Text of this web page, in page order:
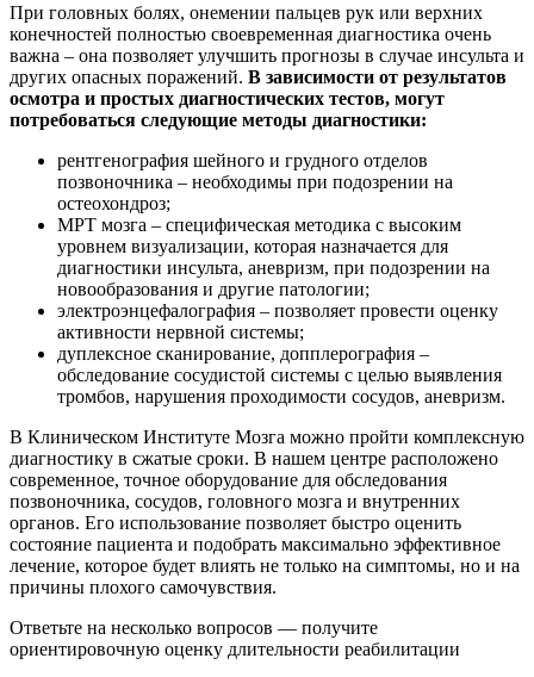
При головных болях, онемении пальцев рук или верхних
конечностей полностью своевременная диагностика очень
важна – она позволяет улучшить прогнозы в случае инсульта и
других опасных поражений. В зависимости от результатов
осмотра и простых диагностических тестов, могут
потребоваться следующие методы диагностики:
рентгенография шейного и грудного отделов
позвоночника – необходимы при подозрении на
остеохондроз;
МРТ мозга – специфическая методика с высоким
уровнем визуализации, которая назначается для
диагностики инсульта, аневризм, при подозрении на
новообразования и другие патологии;
электроэнцефалография – позволяет провести оценку
активности нервной системы;
дуплексное сканирование, допплерография –
обследование сосудистой системы с целью выявления
тромбов, нарушения проходимости сосудов, аневризм.
В Клиническом Институте Мозга можно пройти комплексную
диагностику в сжатые сроки. В нашем центре расположено
современное, точное оборудование для обследования
позвоночника, сосудов, головного мозга и внутренних
органов. Его использование позволяет быстро оценить
состояние пациента и подобрать максимально эффективное
лечение, которое будет влиять не только на симптомы, но и на
причины плохого самочувствия.
Ответьте на несколько вопросов — получите
ориентировочную оценку длительности реабилитации